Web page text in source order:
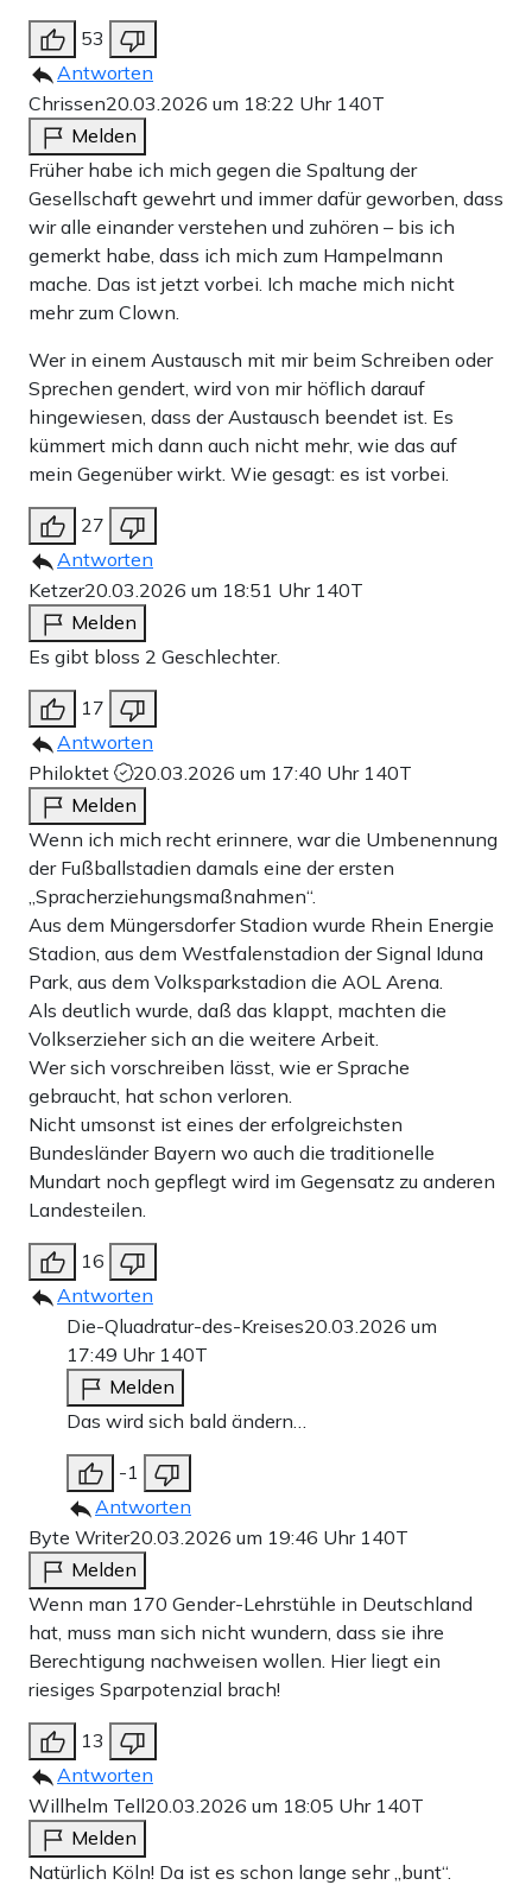
53
Antworten
Chrissen20.03.2026 um 18:22 Uhr 140T
Melden
Früher habe ich mich gegen die Spaltung der
Gesellschaft gewehrt und immer dafür geworben, dass
wir alle einander verstehen und zuhören – bis ich
gemerkt habe, dass ich mich zum Hampelmann
mache. Das ist jetzt vorbei. Ich mache mich nicht
mehr zum Clown.
Wer in einem Austausch mit mir beim Schreiben oder
Sprechen gendert, wird von mir höflich darauf
hingewiesen, dass der Austausch beendet ist. Es
kümmert mich dann auch nicht mehr, wie das auf
mein Gegenüber wirkt. Wie gesagt: es ist vorbei.
27
Antworten
Ketzer20.03.2026 um 18:51 Uhr 140T
Melden
Es gibt bloss 2 Geschlechter.
17
Antworten
Philoktet
20.03.2026 um 17:40 Uhr 140T
Melden
Wenn ich mich recht erinnere, war die Umbenennung
der Fußballstadien damals eine der ersten
„Spracherziehungsmaßnahmen“.
Aus dem Müngersdorfer Stadion wurde Rhein Energie
Stadion, aus dem Westfalenstadion der Signal Iduna
Park, aus dem Volksparkstadion die AOL Arena.
Als deutlich wurde, daß das klappt, machten die
Volkserzieher sich an die weitere Arbeit.
Wer sich vorschreiben lässt, wie er Sprache
gebraucht, hat schon verloren.
Nicht umsonst ist eines der erfolgreichsten
Bundesländer Bayern wo auch die traditionelle
Mundart noch gepflegt wird im Gegensatz zu anderen
Landesteilen.
16
Antworten
Die-Qluadratur-des-Kreises20.03.2026 um
17:49 Uhr 140T
Melden
Das wird sich bald ändern…
-1
Antworten
Byte Writer20.03.2026 um 19:46 Uhr 140T
Melden
Wenn man 170 Gender-Lehrstühle in Deutschland
hat, muss man sich nicht wundern, dass sie ihre
Berechtigung nachweisen wollen. Hier liegt ein
riesiges Sparpotenzial brach!
13
Antworten
Willhelm Tell20.03.2026 um 18:05 Uhr 140T
Melden
Natürlich Köln! Da ist es schon lange sehr „bunt“.